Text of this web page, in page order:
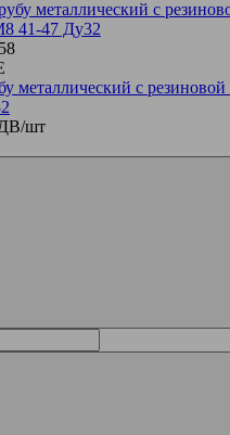
металлический с резиновой
шт